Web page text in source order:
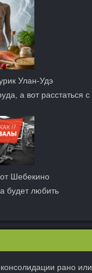
Улан-Удэ
а вот расстаться с
Шебекино
будет любить
рано или